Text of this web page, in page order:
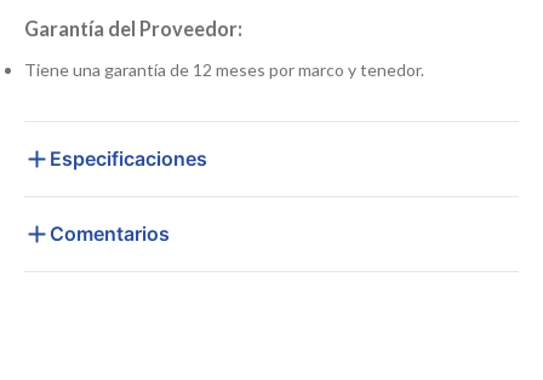
Garantía del Proveedor:
Tiene una garantía de 12 meses por marco y tenedor.
Especificaciones
Comentarios